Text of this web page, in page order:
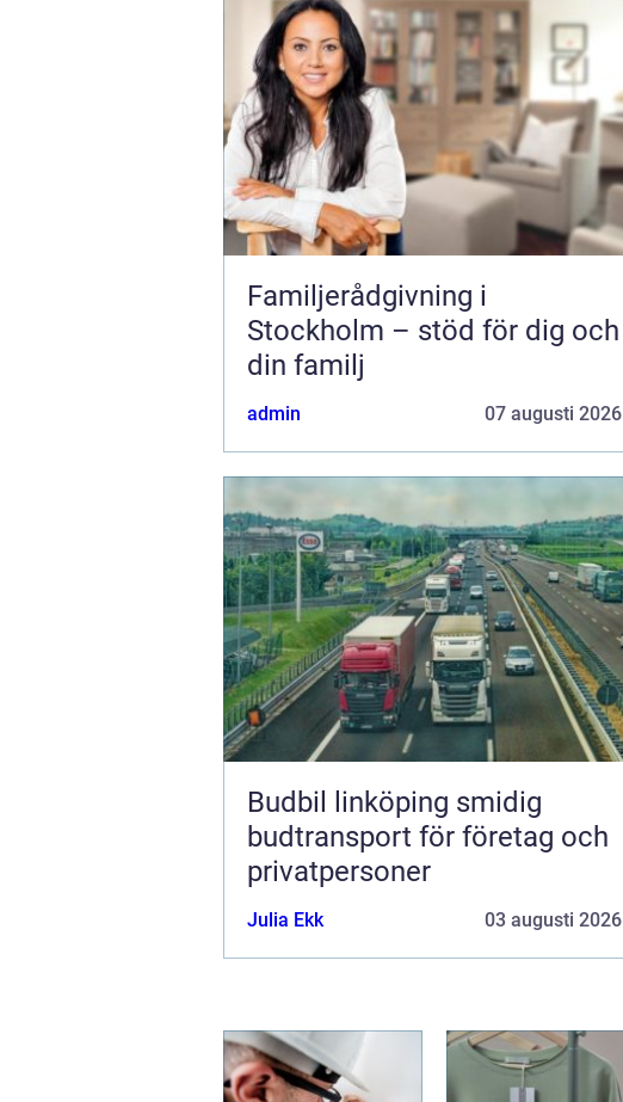
Familjerådgivning i
Stockholm – stöd för dig och
din familj
admin 07 augusti 2026
Budbil linköping smidig
budtransport för företag och
privatpersoner
Julia Ekk 03 augusti 2026